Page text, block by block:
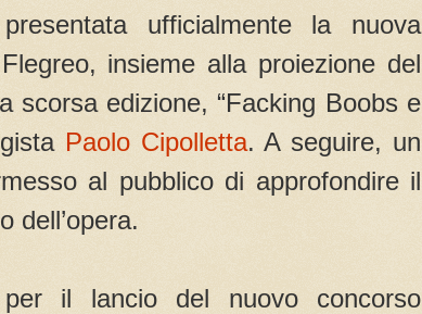
ufficialmente la nuova
insieme alla proiezione del
scorsa edizione, “Facking Boobs e
Paolo Cipolletta. A seguire, un
al pubblico di approfondire il
dell’opera.
il lancio del nuovo concorso